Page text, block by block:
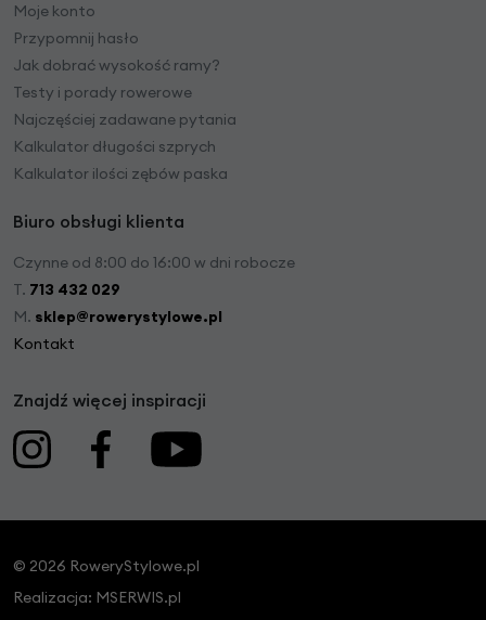
Moje konto
Przypomnij hasło
Jak dobrać wysokość ramy?
Testy i porady rowerowe
Najczęściej zadawane pytania
Kalkulator długości szprych
Kalkulator ilości zębów paska
Biuro obsługi klienta
Czynne od 8:00 do 16:00 w dni robocze
T. 713 432 029
M. sklep@rowerystylowe.pl
Kontakt
Znajdź więcej inspiracji
© 2026 RoweryStylowe.pl
Realizacja: MSERWIS.pl